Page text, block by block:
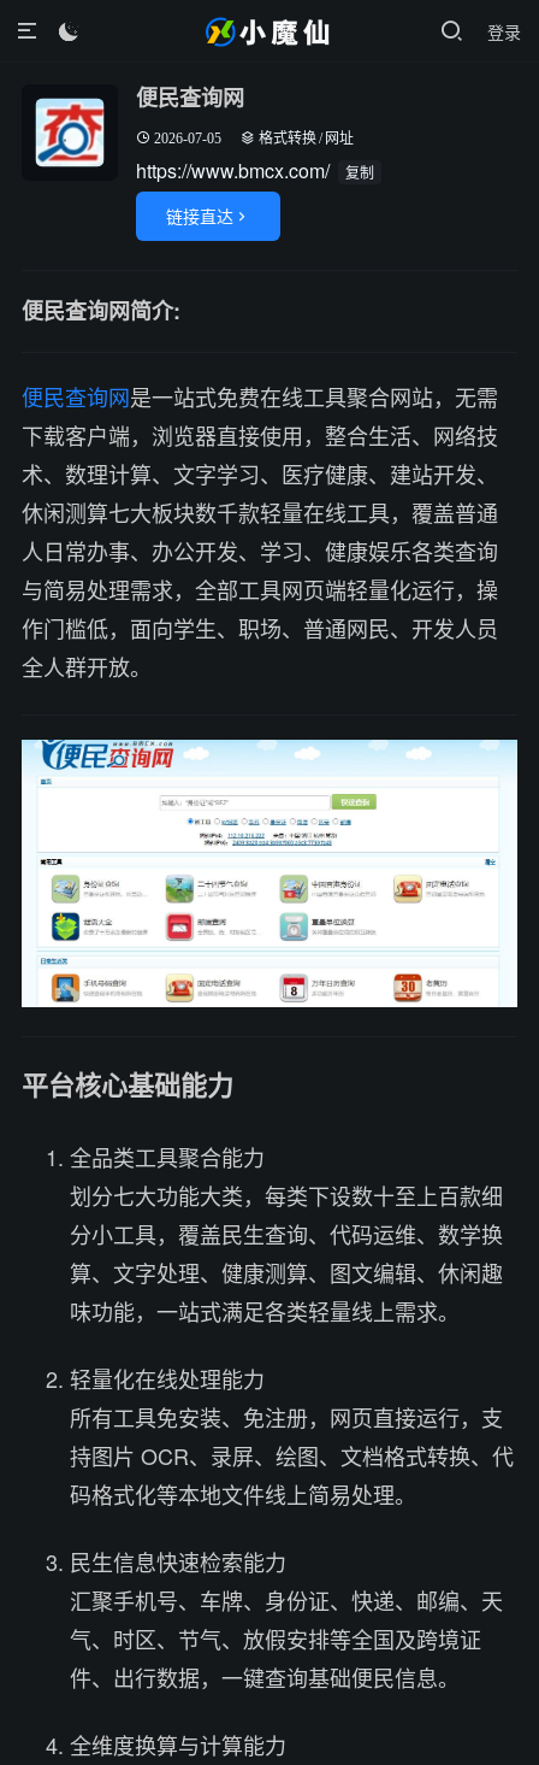
登录

便民查询网
2026-07-05 格式转换/ 网址
https://www.bmcx.com/ 复制
链接直达 
便民查询网简介:
便民查询网是一站式免费在线工具聚合网站，无需
下载客户端，浏览器直接使用，整合生活、网络技
术、数理计算、文字学习、医疗健康、建站开发、
休闲测算七大板块数千款轻量在线工具，覆盖普通
人日常办事、办公开发、学习、健康娱乐各类查询
与简易处理需求，全部工具网页端轻量化运行，操
作门槛低，面向学生、职场、普通网民、开发人员
全人群开放。
平台核心基础能力
全品类工具聚合能力
划分七大功能大类，每类下设数十至上百款细
分小工具，覆盖民生查询、代码运维、数学换
算、文字处理、健康测算、图文编辑、休闲趣
味功能，一站式满足各类轻量线上需求。
轻量化在线处理能力
所有工具免安装、免注册，网页直接运行，支
持图片 OCR、录屏、绘图、文档格式转换、代
码格式化等本地文件线上简易处理。
民生信息快速检索能力
汇聚手机号、车牌、身份证、快递、邮编、天
气、时区、节气、放假安排等全国及跨境证
件、出行数据，一键查询基础便民信息。
全维度换算与计算能力